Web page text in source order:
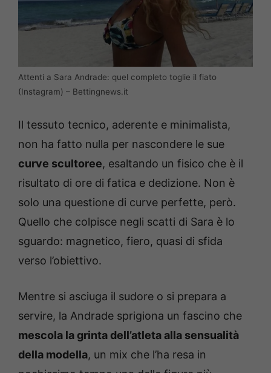
Attenti a Sara Andrade: quel completo toglie il fiato
(Instagram) – Bettingnews.it
Il tessuto tecnico, aderente e minimalista,
non ha fatto nulla per nascondere le sue
curve scultoree, esaltando un fisico che è il
risultato di ore di fatica e dedizione. Non è
solo una questione di curve perfette, però.
Quello che colpisce negli scatti di Sara è lo
sguardo: magnetico, fiero, quasi di sfida
verso l’obiettivo.
Mentre si asciuga il sudore o si prepara a
servire, la Andrade sprigiona un fascino che
mescola la grinta dell’atleta alla sensualità
della modella, un mix che l’ha resa in